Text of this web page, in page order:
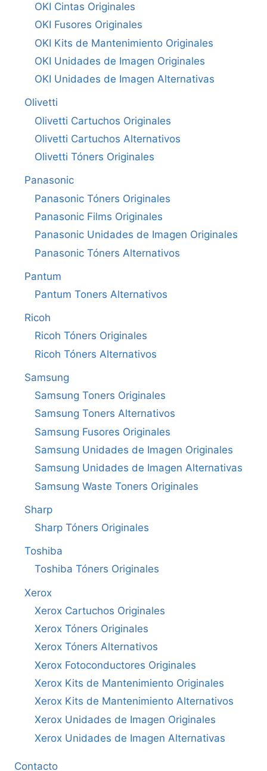
OKI Cintas Originales
OKI Fusores Originales
OKI Kits de Mantenimiento Originales
OKI Unidades de Imagen Originales
OKI Unidades de Imagen Alternativas
Olivetti
Olivetti Cartuchos Originales
Olivetti Cartuchos Alternativos
Olivetti Tóners Originales
Panasonic
Panasonic Tóners Originales
Panasonic Films Originales
Panasonic Unidades de Imagen Originales
Panasonic Tóners Alternativos
Pantum
Pantum Toners Alternativos
Ricoh
Ricoh Tóners Originales
Ricoh Tóners Alternativos
Samsung
Samsung Toners Originales
Samsung Toners Alternativos
Samsung Fusores Originales
Samsung Unidades de Imagen Originales
Samsung Unidades de Imagen Alternativas
Samsung Waste Toners Originales
Sharp
Sharp Tóners Originales
Toshiba
Toshiba Tóners Originales
Xerox
Xerox Cartuchos Originales
Xerox Tóners Originales
Xerox Tóners Alternativos
Xerox Fotoconductores Originales
Xerox Kits de Mantenimiento Originales
Xerox Kits de Mantenimiento Alternativos
Xerox Unidades de Imagen Originales
Xerox Unidades de Imagen Alternativas
Contacto